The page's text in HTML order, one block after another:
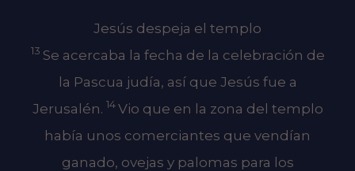
Jesús despeja el templo
13 Se acercaba la fecha de la celebración de
la Pascua judía, así que Jesús fue a
Jerusalén. 14 Vio que en la zona del templo
había unos comerciantes que vendían
ganado, ovejas y palomas para los